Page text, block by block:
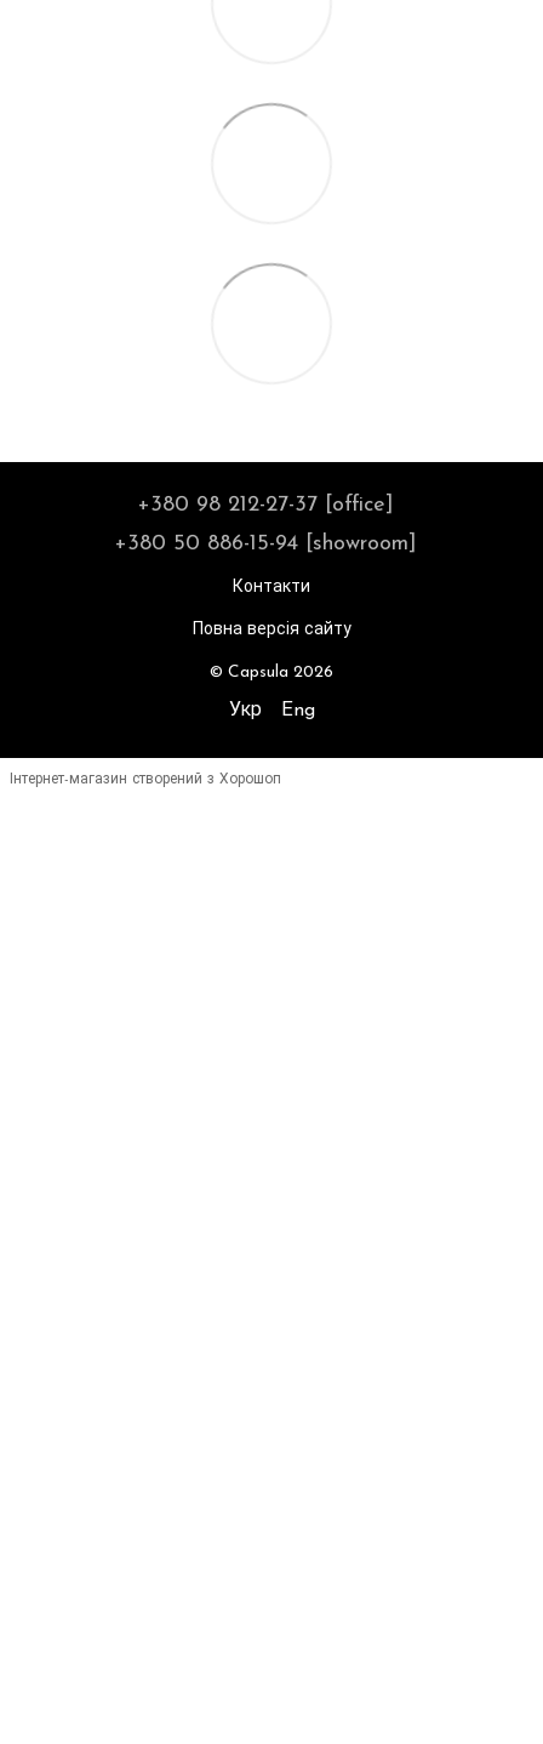
+380 98 212-27-37 [office]
+380 50 886-15-94 [showroom]
Контакти
Повна версія сайту
© Capsula 2026
Укр Eng
Інтернет-магазин створений з Хорошоп